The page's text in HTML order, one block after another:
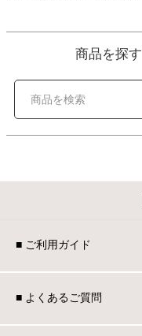
商品を探す
■ ご利用ガイド
■ よくあるご質問